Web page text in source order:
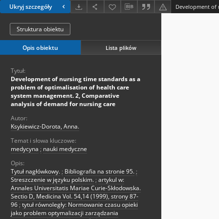
Ukryj szczegóły
Struktura obiektu
Opis obiektu Lista plików
Tytuł:
Development of nursing time standards as a
problem of optimalisation of health care
system management. 2, Comparative
analysis of demand for nursing care
Autor:
Ksykiewicz-Dorota, Anna.
Temat i słowa kluczowe:
medycyna ; nauki medyczne
Opis:
Tytuł nagłówkowy. ; Bibliografia na stronie 95. ;
Streszczenie w języku polskim. ; artykul w:
Annales Universitatis Mariae Curie-Skłodowska.
Sectio D, Medicina Vol. 54,14 (1999), strony 87-
96 ; tytuł równoległy: Normowanie czasu opieki
jako problem optymalizacji zarządzania